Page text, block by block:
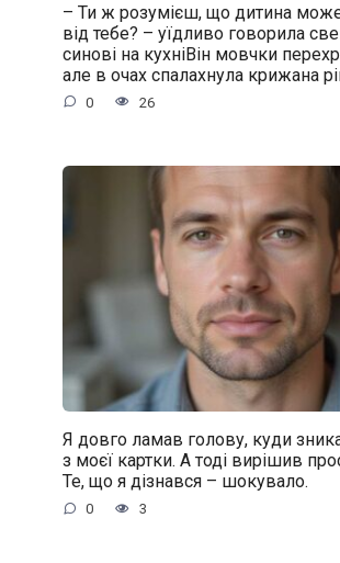
– Ти ж розумієш, що дитина
від тебе? – уїдливо говорила
синові на кухніВін мовчки
але в очах спалахнула крижана
0 26
Я довго ламав голову, куди
з моєї картки. А тоді вирішив
Те, що я дізнався – шокувало.
0 3